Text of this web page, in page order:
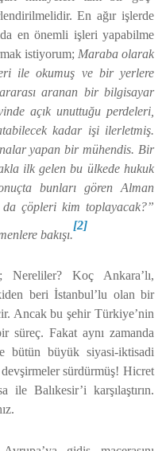
En ağır işlerde
en önemli işleri yapabilme
istiyorum; Maraba olarak
ile okumuş ve bir yerlere
aranan bir bilgisayar
açık unuttuğu perdeleri,
kadar işi ilerletmiş.
yapan bir mühendis. Bir
ilk gelen bu ülkede hukuk
bunları gören Alman
da çöpleri kim toplayacak?”
bakışı.
[2]
Nereliler? Koç Ankara’lı,
beri İstanbul’lu olan bir
Ancak bu şehir Türkiye’nin
süreç. Fakat aynı zamanda
bütün büyük siyasi-iktisadi
sürdürmüş! Hicret
Balıkesir’i karşılaştırın.